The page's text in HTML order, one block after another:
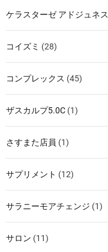
ケラスターゼ アドジュネス
コイズミ (28)
コンプレックス (45)
ザスカルプ5.0C (1)
さすまた店員 (1)
サプリメント (12)
サラニーモアチェンジ (1)
サロン (11)